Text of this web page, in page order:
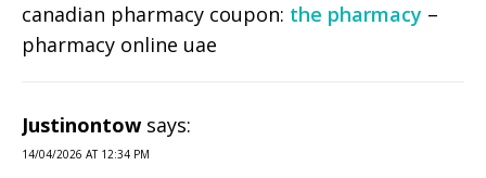
canadian pharmacy coupon: the pharmacy –
pharmacy online uae
Justinontow says:
14/04/2026 AT 12:34 PM